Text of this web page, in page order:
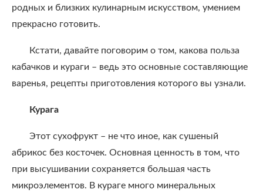
родных и близких кулинарным искусством, умением
прекрасно готовить.
Кстати, давайте поговорим о том, какова польза
кабачков и кураги – ведь это основные составляющие
варенья, рецепты приготовления которого вы узнали.
Курага
Этот сухофрукт – не что иное, как сушеный
абрикос без косточек. Основная ценность в том, что
при высушивании сохраняется большая часть
микроэлементов. В кураге много минеральных